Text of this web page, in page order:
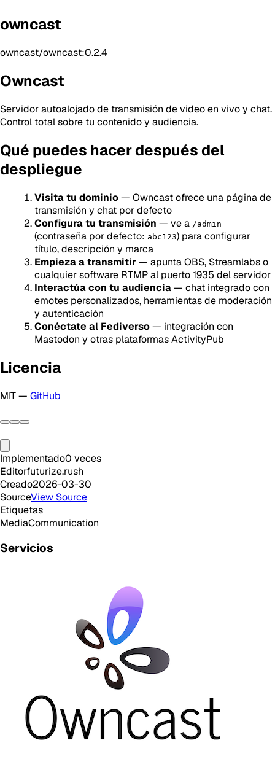
owncast
owncast/owncast:0.2.4
Owncast
Servidor autoalojado de transmisión de video en vivo y chat.
Control total sobre tu contenido y audiencia.
Qué puedes hacer después del
despliegue
Visita tu dominio— Owncast ofrece una página de
transmisión y chat por defecto
Configura tu transmisión — ve a /admin
(contraseña por defecto: abc123) para configurar
título, descripción y marca
Empieza a transmitir— apunta OBS, Streamlabs o
cualquier software RTMP al puerto 1935 del servidor
Interactúa con tu audiencia— chat integrado con
emotes personalizados, herramientas de moderación
y autenticación
Conéctate al Fediverso— integración con
Mastodon y otras plataformas ActivityPub
Licencia
MIT — GitHub
Implementado0 veces
Editorfuturize.rush
Creado2026-03-30
SourceView Source
Etiquetas
MediaCommunication
Servicios